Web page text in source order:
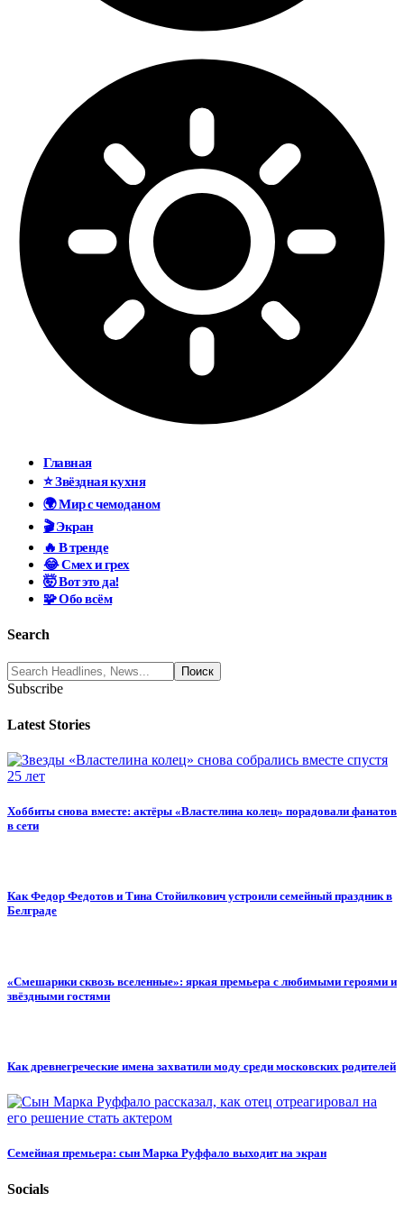
Главная
⭐ Звёздная кухня
🌍 Мир с чемоданом
🎬 Экран
🔥 В тренде
😂 Смех и грех
🤯 Вот это да!
🧩 Обо всём
Search
Subscribe
Latest Stories
Хоббиты снова вместе: актёры «Властелина колец» порадовали фанатов
в сети
Как Федор Федотов и Тина Стойилкович устроили семейный праздник в
Белграде
«Смешарики сквозь вселенные»: яркая премьера с любимыми героями и
звёздными гостями
Как древнегреческие имена захватили моду среди московских родителей
Семейная премьера: сын Марка Руффало выходит на экран
Socials